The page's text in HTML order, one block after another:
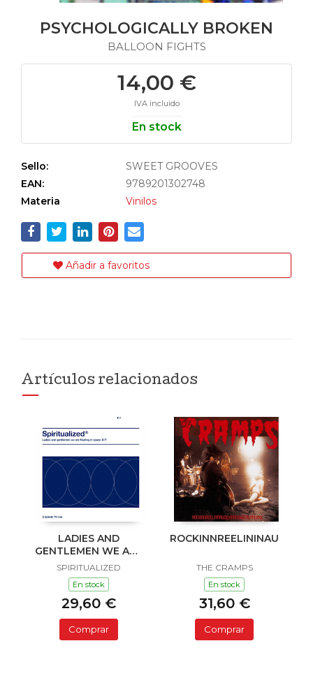
PSYCHOLOGICALLY BROKEN
BALLOON FIGHTS
14,00 €
IVA incluido
En stock
Sello:
SWEET GROOVES
EAN:
9789201302748
Materia
Vinilos
Añadir a favoritos
Artículos relacionados
LADIES AND
GENTLEMEN WE ARE
FLOATING IN SPACE
SPIRITUALIZED
En stock
29,60 €
Comprar
THE CRAMPS
En stock
31,60 €
Comprar